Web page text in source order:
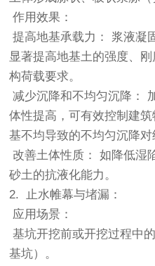
作用效果：
提高地基承载力： 浆液凝
显著提高地基土的强度、
构荷载要求。
减少沉降和不均匀沉降：
体性提高，可有效控制建
基不均导致的不均匀沉降对
改善土体性质： 如降低湿
砂土的抗液化能力。
2. 止水帷幕与堵漏：
应用场景：
基坑开挖前或开挖过程中
基坑）。